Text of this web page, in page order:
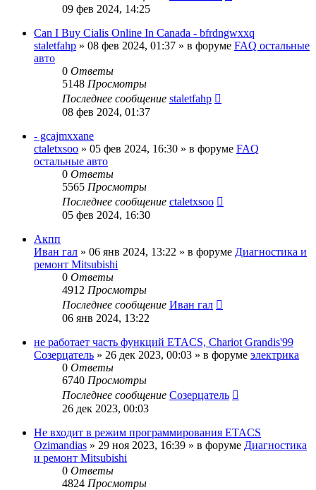
09 фев 2024, 14:25
Can I Buy Cialis Online In Canada - bfrdngwxxq
staletfahp » 08 фев 2024, 01:37 » в форуме FAQ остальные
авто
0 Ответы
5148 Просмотры
Последнее сообщение staletfahp
08 фев 2024, 01:37
- gcajmxxane
ctaletxsoo » 05 фев 2024, 16:30 » в форуме FAQ
остальные авто
0 Ответы
5565 Просмотры
Последнее сообщение ctaletxsoo
05 фев 2024, 16:30
Акпп
Иван гал » 06 янв 2024, 13:22 » в форуме Диагностика и
ремонт Mitsubishi
0 Ответы
4912 Просмотры
Последнее сообщение Иван гал
06 янв 2024, 13:22
не работает часть функций ETACS, Chariot Grandis'99
Созерцатель » 26 дек 2023, 00:03 » в форуме электрика
0 Ответы
6740 Просмотры
Последнее сообщение Созерцатель
26 дек 2023, 00:03
Не входит в режим программирования ETACS
Ozimandias » 29 ноя 2023, 16:39 » в форуме Диагностика
и ремонт Mitsubishi
0 Ответы
4824 Просмотры